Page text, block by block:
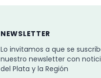
NEWSLETTER
Lo invitamos a que se
nuestro newsletter con
del Plata y la Región